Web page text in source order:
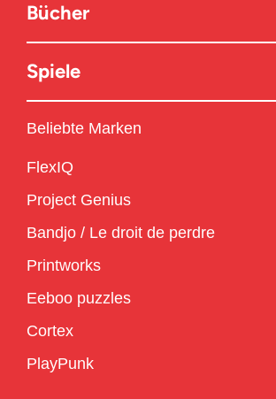
Bücher
Spiele
Beliebte Marken
FlexIQ
Project Genius
Bandjo / Le droit de perdre
Printworks
Eeboo puzzles
Cortex
PlayPunk